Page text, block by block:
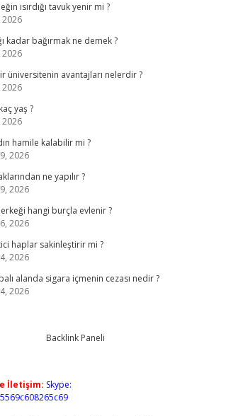
ısırdığı tavuk yenir mi ?
kadar bağırmak ne demek ?
üniversitenin avantajları nelerdir ?
yaş ?
hamile kalabilir mi ?
2026
ne yapılır ?
2026
hangi burçla evlenir ?
2026
haplar sakinleştirir mi ?
2026
alanda sigara içmenin cezası nedir ?
2026
İletişim: Skype: